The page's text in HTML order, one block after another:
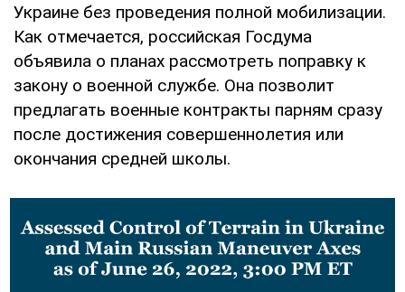
Украине без проведения полной мобилизации.
Как отмечается, российская Госдума
объявила о планах рассмотреть поправку к
закону о военной службе. Она позволит
предлагать военные контракты парням сразу
после достижения совершеннолетия или
окончания средней школы.